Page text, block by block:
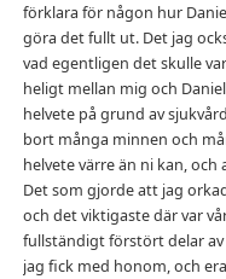
förklara för någon hur
göra det fullt ut. Det jag
vad egentligen det skulle
heligt mellan mig och
helvete på grund av
bort många minnen och
helvete värre än ni kan,
Det som gjorde att jag
och det viktigaste där var
fullständigt förstört delar
jag fick med honom, och